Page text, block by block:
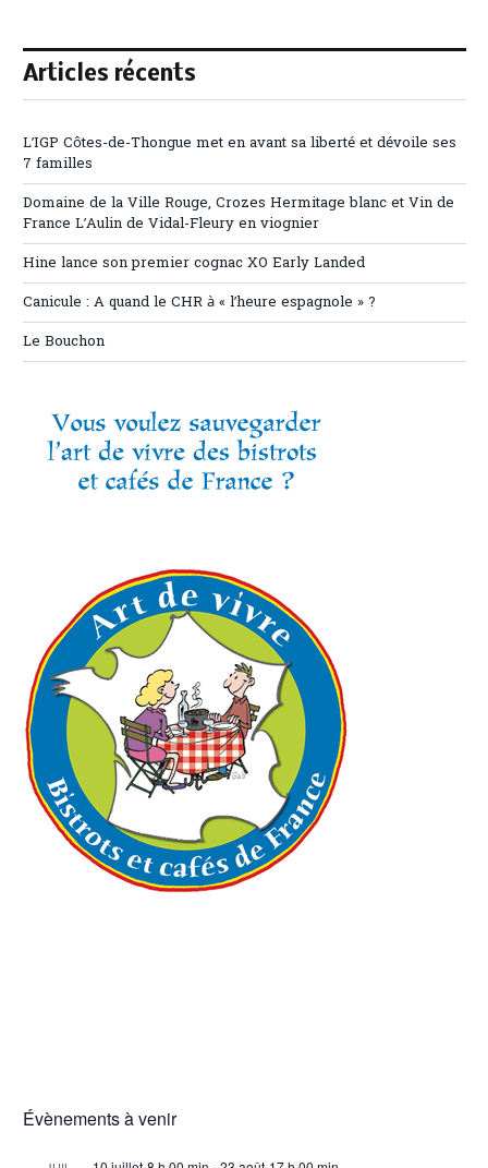
Articles récents
L’IGP Côtes-de-Thongue met en avant sa liberté et dévoile ses
7 familles
Domaine de la Ville Rouge, Crozes Hermitage blanc et Vin de
France L’Aulin de Vidal-Fleury en viognier
Hine lance son premier cognac XO Early Landed
Canicule : A quand le CHR à « l’heure espagnole » ?
Le Bouchon
Évènements à venir